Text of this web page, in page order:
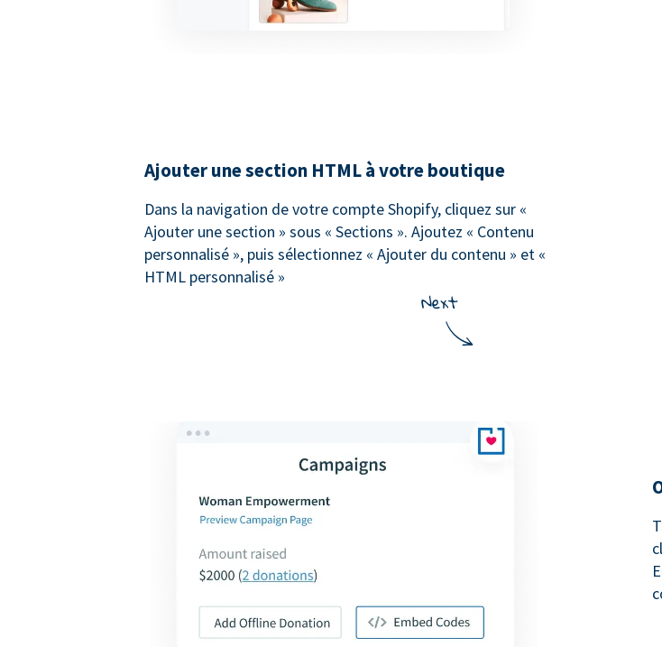
Ajouter une section HTML à votre boutique
Dans la navigation de votre compte Shopify, cliquez sur «
Ajouter une section » sous « Sections ». Ajoutez « Contenu
personnalisé », puis sélectionnez « Ajouter du contenu » et «
HTML personnalisé »